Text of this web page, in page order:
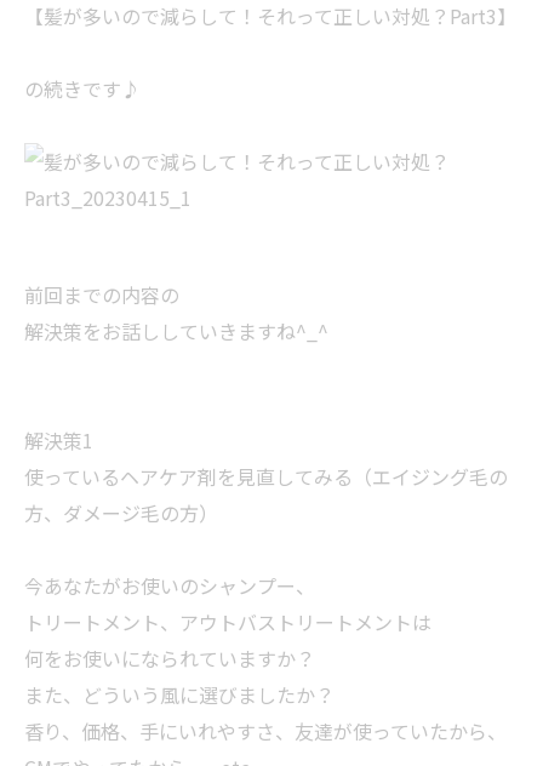
【髪が多いので減らして！それって正しい対処？Part3】
の続きです♪
前回までの内容の
解決策をお話ししていきますね^_^
解決策1
使っているヘアケア剤を見直してみる（エイジング毛の
方、ダメージ毛の方）
今あなたがお使いのシャンプー、
トリートメント、アウトバストリートメントは
何をお使いになられていますか？
また、どういう風に選びましたか？
香り、価格、手にいれやすさ、友達が使っていたから、